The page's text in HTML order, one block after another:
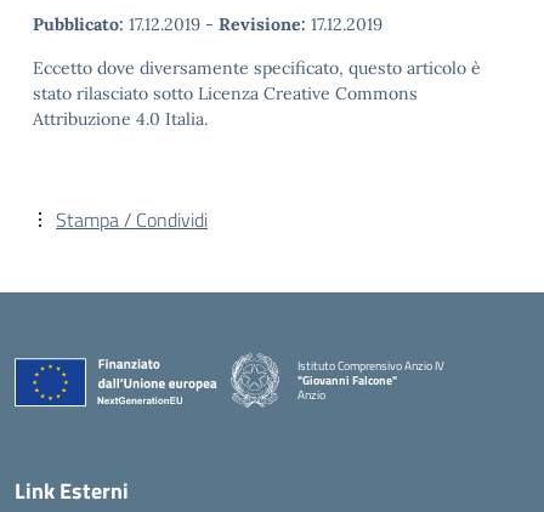
Pubblicato: 17.12.2019 - Revisione: 17.12.2019
Eccetto dove diversamente specificato, questo articolo è
stato rilasciato sotto Licenza Creative Commons
Attribuzione 4.0 Italia.
Stampa / Condividi
Istituto Comprensivo Anzio IV
"Giovanni Falcone"
Anzio
Link Esterni